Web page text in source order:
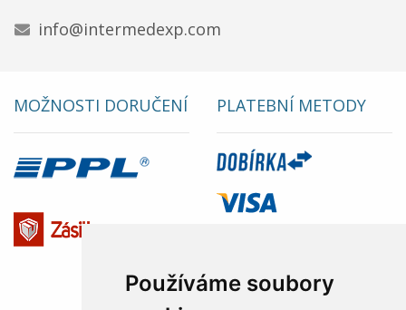
Používáme soubory
info@intermedexp.com
MOŽNOSTI DORUČENÍ PLATEBNÍ METODY